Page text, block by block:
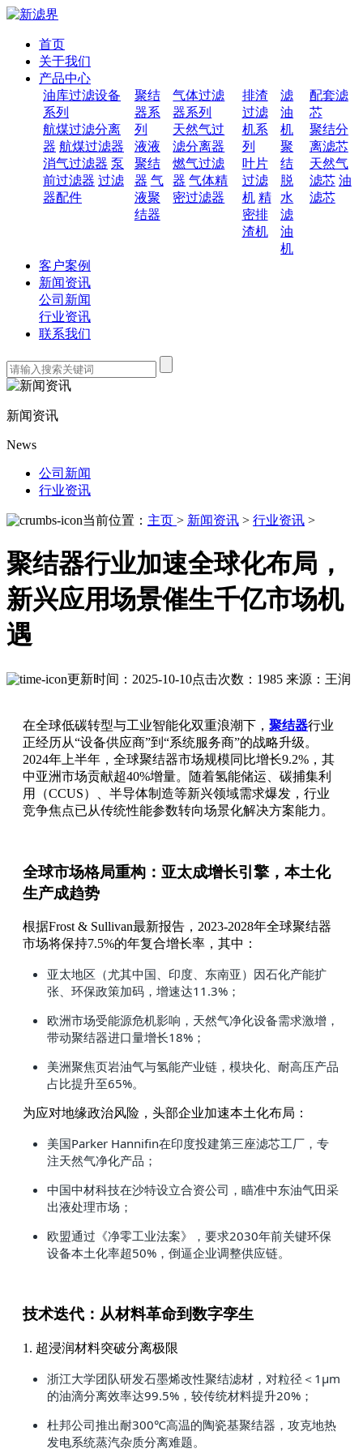
首页
关于我们
产品中心
油库过滤设备
系列
航煤过滤分离
器 航煤过滤器
消气过滤器 泵
前过滤器 过滤
器配件
聚结
器系
列
液液
聚结
器 气
液聚
结器
气体过滤
器系列
天然气过
滤分离器
燃气过滤
器 气体精
密过滤器
排渣
过滤
机系
列
叶片
过滤
机 精
密排
渣机
滤
油
机
聚
结
脱
水
滤
油
机
配套滤
芯
聚结分
离滤芯
天然气
滤芯 油
滤芯
客户案例
新闻资讯
公司新闻
行业资讯
联系我们
新闻资讯
News
公司新闻
行业资讯
当前位置： 主页 > 新闻资讯 > 行业资讯 >
聚结器行业加速全球化布局，
新兴应用场景催生千亿市场机
遇
更新时间：2025-10-10点击次数：1985 来源：王润
在全球低碳转型与工业智能化双重浪潮下， 聚结器行业
正经历从“设备供应商”到“系统服务商”的战略升级。
2024年上半年，全球聚结器市场规模同比增长9.2%，其
中亚洲市场贡献超40%增量。随着氢能储运、碳捕集利
用（CCUS）、半导体制造等新兴领域需求爆发，行业
竞争焦点已从传统性能参数转向场景化解决方案能力。
全球市场格局重构：亚太成增长引擎，本土化
生产成趋势
根据Frost & Sullivan最新报告，2023-2028年全球聚结器
市场将保持7.5%的年复合增长率，其中：
亚太地区（尤其中国、印度、东南亚）因石化产能扩
张、环保政策加码，增速达11.3%；
欧洲市场受能源危机影响，天然气净化设备需求激增，
带动聚结器进口量增长18%；
美洲聚焦页岩油气与氢能产业链，模块化、耐高压产品
占比提升至65%。
为应对地缘政治风险，头部企业加速本土化布局：
美国Parker Hannifin在印度投建第三座滤芯工厂，专
注天然气净化产品；
中国中材科技在沙特设立合资公司，瞄准中东油气田采
出液处理市场；
欧盟通过《净零工业法案》，要求2030年前关键环保
设备本土化率超50%，倒逼企业调整供应链。
技术迭代：从材料革命到数字孪生
1. 超浸润材料突破分离极限
浙江大学团队研发石墨烯改性聚结滤材，对粒径＜1μm
的油滴分离效率达99.5%，较传统材料提升20%；
杜邦公司推出耐300℃高温的陶瓷基聚结器，攻克地热
发电系统蒸汽杂质分离难题。